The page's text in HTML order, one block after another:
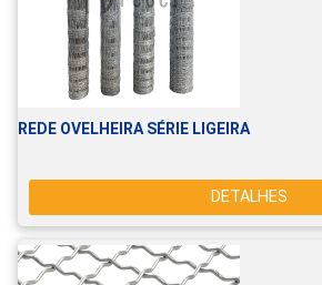
REDE OVELHEIRA SÉRIE LIGEIRA
DETALHES